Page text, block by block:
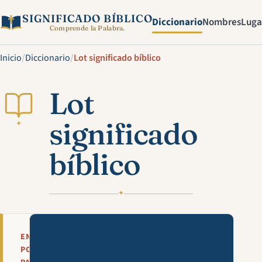
SIGNIFICADO BÍBLICO
Comprende la Palabra. DiccionarioNombres
Inicio/Diccionario/Lot significado bíblico
✦
Lot
significado
bíblico
✦
EN
POCAS
Mira esta explicación en